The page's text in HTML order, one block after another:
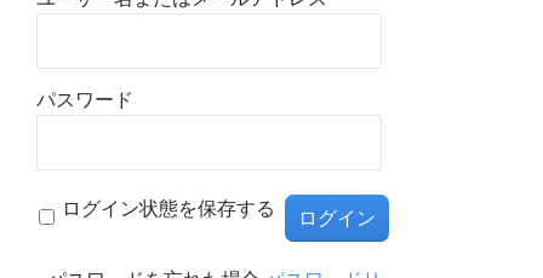
パスワード
ログイン状態を保存する